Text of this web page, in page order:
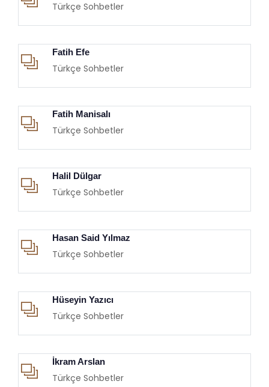
Türkçe Sohbetler
Fatih Efe
Türkçe Sohbetler
Fatih Manisalı
Türkçe Sohbetler
Halil Dülgar
Türkçe Sohbetler
Hasan Said Yılmaz
Türkçe Sohbetler
Hüseyin Yazıcı
Türkçe Sohbetler
İkram Arslan
Türkçe Sohbetler